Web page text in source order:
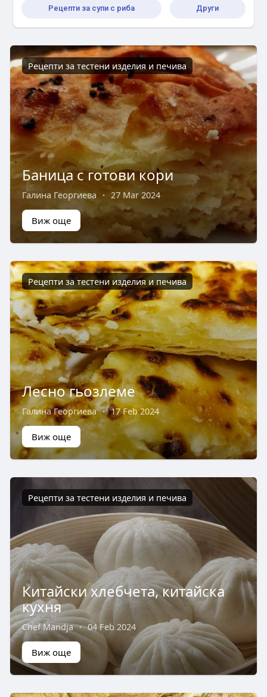
Рецепти за супи с риба Други
Рецепти за тестени изделия и печива
Баница с готови кори
Галина Георгиева · 27 Mar 2024
Виж още
Рецепти за тестени изделия и печива
Лесно гьозлеме
Галина Георгиева · 17 Feb 2024
Виж още
Рецепти за тестени изделия и печива
Китайски хлебчета, китайска
кухня
Chef Mandja · 04 Feb 2024
Виж още